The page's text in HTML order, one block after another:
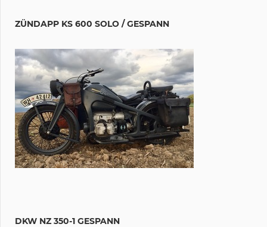
ZÜNDAPP KS 600 SOLO / GESPANN
DKW NZ 350-1 GESPANN